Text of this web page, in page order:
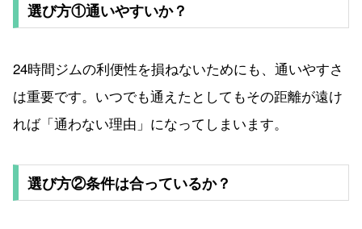
選び方①通いやすいか？
24時間ジムの利便性を損ねないためにも、通いやすさ
は重要です。いつでも通えたとしてもその距離が遠け
れば「通わない理由」になってしまいます。
選び方②条件は合っているか？